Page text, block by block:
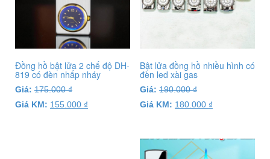
Đồng hồ bật lửa 2 chế độ DH-
819 có đèn nhấp nháy
Giá: 175.000₫
Giá KM: 155.000 ₫
Bật lửa đồng hồ nhiều hình có
đèn led xài gas
Giá: 190.000₫
Giá KM: 180.000 ₫